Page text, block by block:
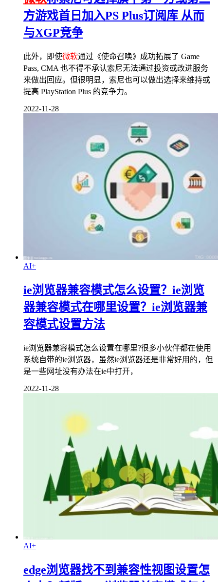
方游戏首日加入PS Plus订阅库 从而
与XGP竞争
此外，即使微软通过《使命召唤》成功拓展了 Game
Pass, CMA 也不得不承认索尼无法通过投资或改进服务
来做出回应。但很明显，索尼也可以做出选择来维持或
提高 PlayStation Plus 的竞争力。
2022-11-28
AI+
ie浏览器兼容模式怎么设置？ie浏览
器兼容模式在哪里设置？ie浏览器兼
容模式设置方法
ie浏览器兼容模式怎么设置在哪里?很多小伙伴都在使用
系统自带的ie浏览器，虽然ie浏览器还是非常好用的，但
是一些网址没有办法在ie中打开，
2022-11-28
AI+
edge浏览器找不到兼容性视图设置怎